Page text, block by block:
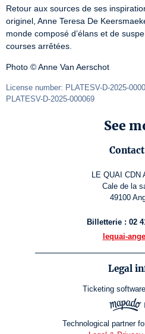
Retour aux sources de ses
originel, Anne Teresa De
monde composé d’élans et de
courses arrêtées.
Photo © Anne Van Aerschot
License number: PLATESV-D-2025-
PLATESV-D-2025-000069
See
LE QUAI CDN
Cale de la
49100
Billetterie : 02
lequai-
Legal
Ticketing software
Technological partner